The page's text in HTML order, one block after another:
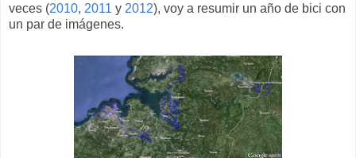
veces (2010, 2011 y 2012), voy a resumir un año de bici con
un par de imágenes.